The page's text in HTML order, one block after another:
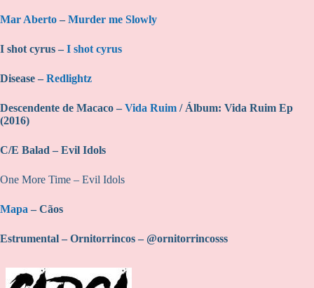
Mar Aberto–Murder me Slowly
I shot cyrus –I shot cyrus
Disease –Redlightz
Descendente de Macaco –Vida Ruim / Álbum: Vida Ruim Ep
(2016)
C/E Balad – Evil Idols
One More Time – Evil Idols
Mapa – Cãos
Estrumental – Ornitorrincos – @ornitorrincosss